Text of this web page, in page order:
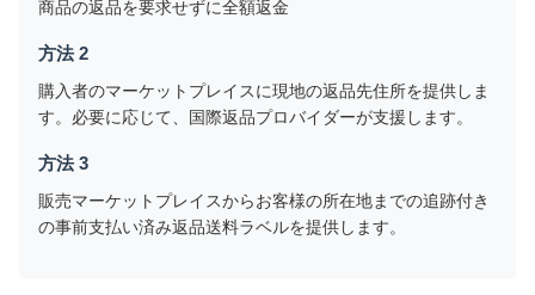
商品の返品を要求せずに全額返金
方法 2
購入者のマーケットプレイスに現地の返品先住所を提供しま
す。必要に応じて、国際返品プロバイダーが支援します。
方法 3
販売マーケットプレイスからお客様の所在地までの追跡付き
の事前支払い済み返品送料ラベルを提供します。